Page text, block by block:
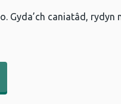
Gyda’ch caniatâd,